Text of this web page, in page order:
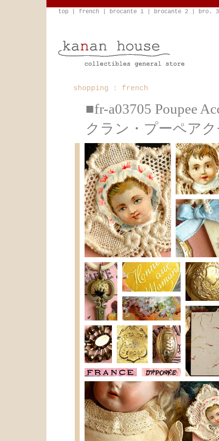
top french brocante 1 brocante 2 bro. 3
shopping : french
■fr-a03705 Poupee
クラン・プーペア